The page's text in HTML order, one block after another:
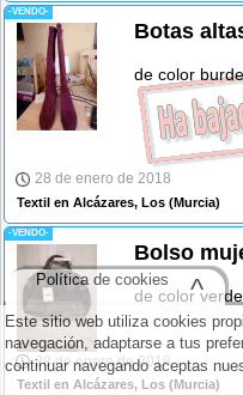
-VENDO-
Botas
de color
28 de enero de 2018
Textil en Alcázares, Los (Murcia)
-VENDO-
Bolso
de color
28 de enero de 2018
Textil en Alcázares, Los (Murcia)
Este sitio web utiliza cookies
navegación, adaptarse a tus
continuar navegando aceptas
Política de cookies ^